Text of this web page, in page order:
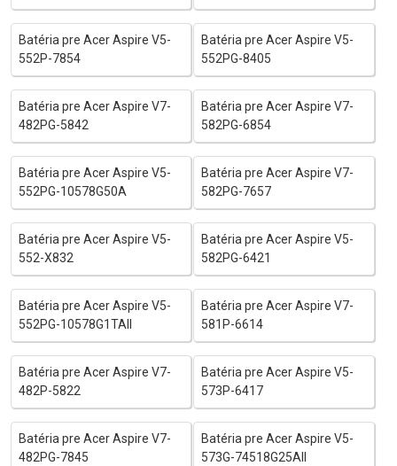
Batéria pre Acer Aspire V5-
552P-7854
Batéria pre Acer Aspire V5-
552PG-8405
Batéria pre Acer Aspire V7-
482PG-5842
Batéria pre Acer Aspire V7-
582PG-6854
Batéria pre Acer Aspire V5-
552PG-10578G50A
Batéria pre Acer Aspire V7-
582PG-7657
Batéria pre Acer Aspire V5-
552-X832
Batéria pre Acer Aspire V5-
582PG-6421
Batéria pre Acer Aspire V5-
552PG-10578G1TAII
Batéria pre Acer Aspire V7-
581P-6614
Batéria pre Acer Aspire V7-
482P-5822
Batéria pre Acer Aspire V5-
573P-6417
Batéria pre Acer Aspire V7-
482PG-7845
Batéria pre Acer Aspire V5-
573G-74518G25AII